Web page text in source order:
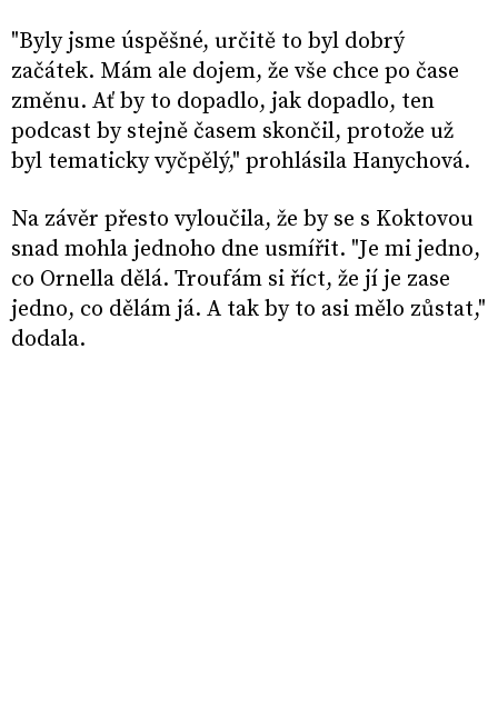
"Byly jsme úspěšné, určitě to byl dobrý
začátek. Mám ale dojem, že vše chce po čase
změnu. Ať by to dopadlo, jak dopadlo, ten
podcast by stejně časem skončil, protože už
byl tematicky vyčpělý," prohlásila Hanychová.
Na závěr přesto vyloučila, že by se s Koktovou
snad mohla jednoho dne usmířit. "Je mi jedno,
co Ornella dělá. Troufám si říct, že jí je zase
jedno, co dělám já. A tak by to asi mělo zůstat,"
dodala.